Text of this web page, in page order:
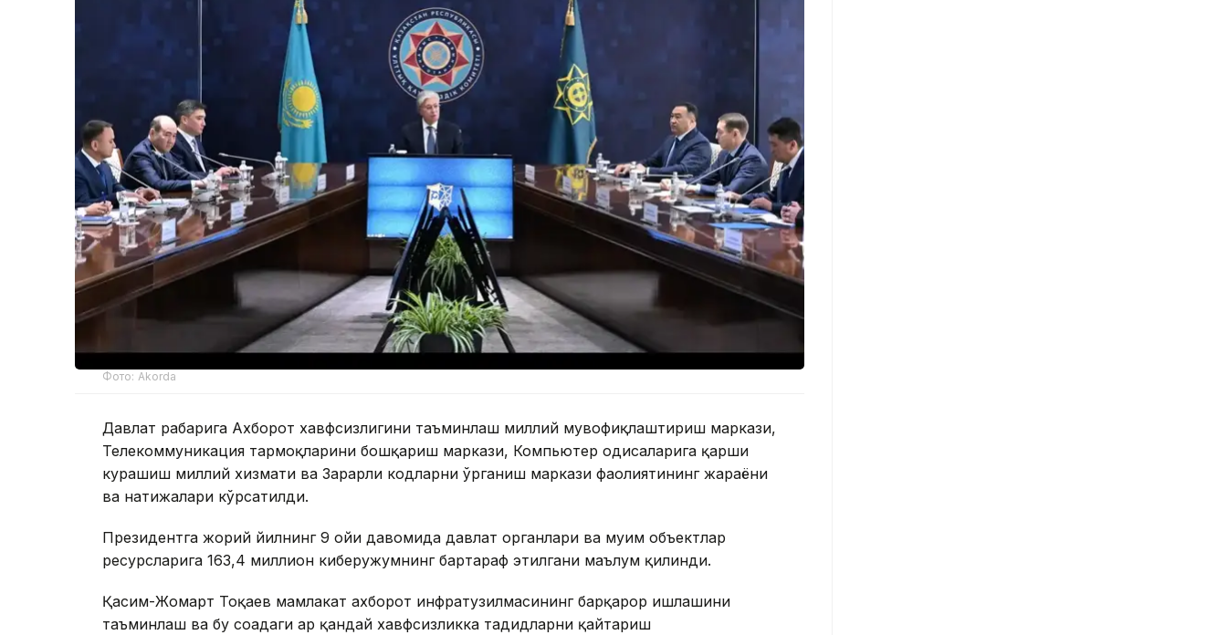
Фото: Akorda
Давлат раҳбарига Ахборот хавфсизлигини таъминлаш миллий мувофиқлаштириш маркази,
Телекоммуникация тармоқларини бошқариш маркази, Компьютер ҳодисаларига қарши
курашиш миллий хизмати ва Зарарли кодларни ўрганиш маркази фаолиятининг жараёни
ва натижалари кўрсатилди.
Президентга жорий йилнинг 9 ойи давомида давлат органлари ва муҳим объектлар
ресурсларига 163,4 миллион киберҳужумнинг бартараф этилгани маълум қилинди.
Қасим-Жомарт Тоқаев мамлакат ахборот инфратузилмасининг барқарор ишлашини
таъминлаш ва бу соҳадаги ҳар қандай хавфсизликка таҳдидларни қайтариш